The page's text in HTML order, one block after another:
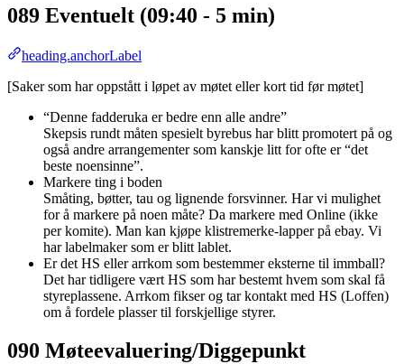
089 Eventuelt (09:40 - 5 min)
heading.anchorLabel
[Saker som har oppstått i løpet av møtet eller kort tid før møtet]
“Denne fadderuka er bedre enn alle andre”
Skepsis rundt måten spesielt byrebus har blitt promotert på og
også andre arrangementer som kanskje litt for ofte er “det
beste noensinne”.
Markere ting i boden
Småting, bøtter, tau og lignende forsvinner. Har vi mulighet
for å markere på noen måte? Da markere med Online (ikke
per komite). Man kan kjøpe klistremerke-lapper på ebay. Vi
har labelmaker som er blitt lablet.
Er det HS eller arrkom som bestemmer eksterne til immball?
Det har tidligere vært HS som har bestemt hvem som skal få
styreplassene. Arrkom fikser og tar kontakt med HS (Loffen)
om å fordele plasser til forskjellige styrer.
090 Møteevaluering/Diggepunkt